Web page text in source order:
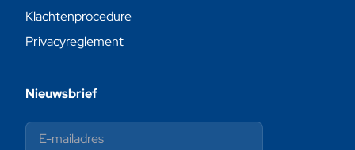
Klachtenprocedure
Privacyreglement
Nieuwsbrief